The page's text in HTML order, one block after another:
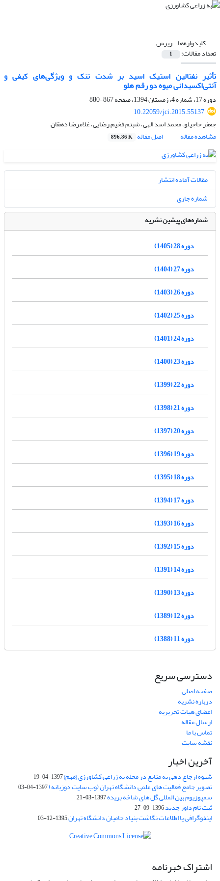
کلیدواژه‌ها =ریزش
تعداد مقالات: 1
تأثیر نفتالین استیک اسید بر شدت تنک و ویژگی‌های کیفی و
آنتی‌اکسیدانی میوه دو رقم هلو
دوره 17، شماره 4، زمستان 1394، صفحه
867-880
10.22059/jci.2015.55137
جعفر حاجیلو، محمد اسد الهی، شبنم فخیم رضایی، غلامرضا دهقان
مشاهده مقاله
اصل مقاله 896.86 K
مقالات آماده انتشار
شماره جاری
شماره‌های پیشین نشریه
دوره 28 (1405)
دوره 27 (1404)
دوره 26 (1403)
دوره 25 (1402)
دوره 24 (1401)
دوره 23 (1400)
دوره 22 (1399)
دوره 21 (1398)
دوره 20 (1397)
دوره 19 (1396)
دوره 18 (1395)
دوره 17 (1394)
دوره 16 (1393)
دوره 15 (1392)
دوره 14 (1391)
دوره 13 (1390)
دوره 12 (1389)
دوره 11 (1388)
دسترسی سریع
صفحه اصلی
درباره نشریه
اعضای هیات تحریریه
ارسال مقاله
تماس با ما
نقشه سایت
آخرین اخبار
شیوه ارجاع دهی به منابع در مجله به زراعی کشاورزی {مهم}1397-04-19
تصویر جامع فعالیت های علمی دانشگاه تهران (وب سایت دوزبانه)1397-04-03
سمپوزیوم بین المللی گل های شاخه بریده1397-03-21
ثبت نام داور جدید1396-09-27
اینفوگرافی یا اطلاعات نگاشت بنیاد حامیان دانشگاه تهران1395-12-03
اشتراک خبرنامه